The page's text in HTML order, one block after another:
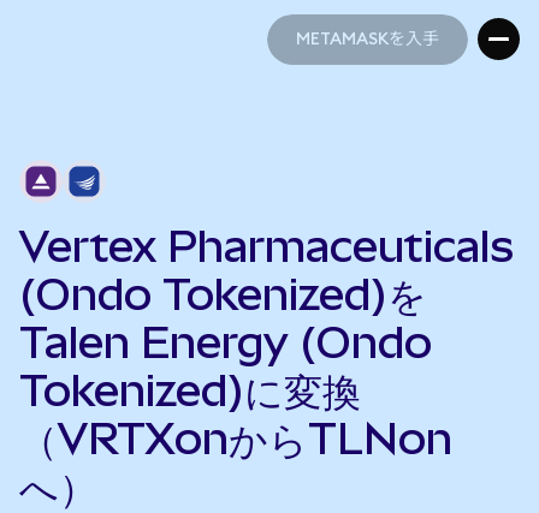
METAMASKを入手
Vertex Pharmaceuticals
(Ondo Tokenized)を
Talen Energy (Ondo
Tokenized)に変換
（VRTXonからTLNon
へ）